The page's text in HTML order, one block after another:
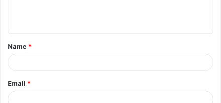
Name *
Email *